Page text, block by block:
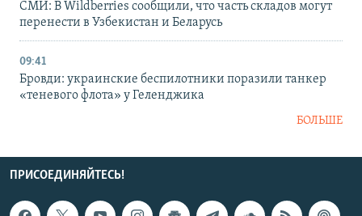
СМИ: В Wildberries сообщили, что часть складов могут
перенести в Узбекистан и Беларусь
09:41
Бровди: украинские беспилотники поразили танкер
«теневого флота» у Геленджика
БОЛЬШЕ
ПРИСОЕДИНЯЙТЕСЬ!